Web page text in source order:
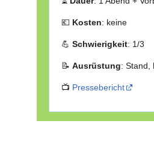
💶 Kosten: keine
💪 Schwierigkeit: 1/3
📝 Ausrüstung: Stand,
📺 Pressebericht